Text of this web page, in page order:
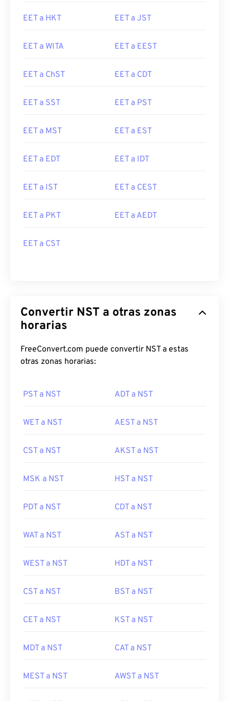
EET a HKT EET a JST
EET a WITA EET a EEST
EET a ChST EET a CDT
EET a SST EET a PST
EET a MST EET a EST
EET a EDT EET a IDT
EET a IST EET a CEST
EET a PKT EET a AEDT
EET a CST
Convertir NST a otras zonas
horarias
FreeConvert.com puede convertir NST a estas
otras zonas horarias:
PST a NST ADT a NST
WET a NST AEST a NST
CST a NST AKST a NST
MSK a NST HST a NST
PDT a NST CDT a NST
WAT a NST AST a NST
WEST a NST HDT a NST
CST a NST BST a NST
CET a NST KST a NST
MDT a NST CAT a NST
MEST a NST AWST a NST